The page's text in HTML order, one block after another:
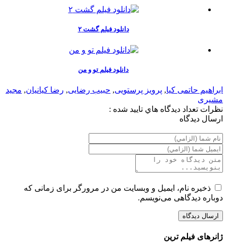
دانلود فیلم گشت ۲
دانلود فیلم تو و من
ابراهیم حاتمی کیا, پرویز پرستویی, حبیب رضایی, رضا کیانیان, مجید
مشیری
نظرات تعداد ديدگاه هاي تاييد شده :
ارسال ديدگاه
ذخیره نام، ایمیل و وبسایت من در مرورگر برای زمانی که
دوباره دیدگاهی می‌نویسم.
ژانرهای فیلم ترین